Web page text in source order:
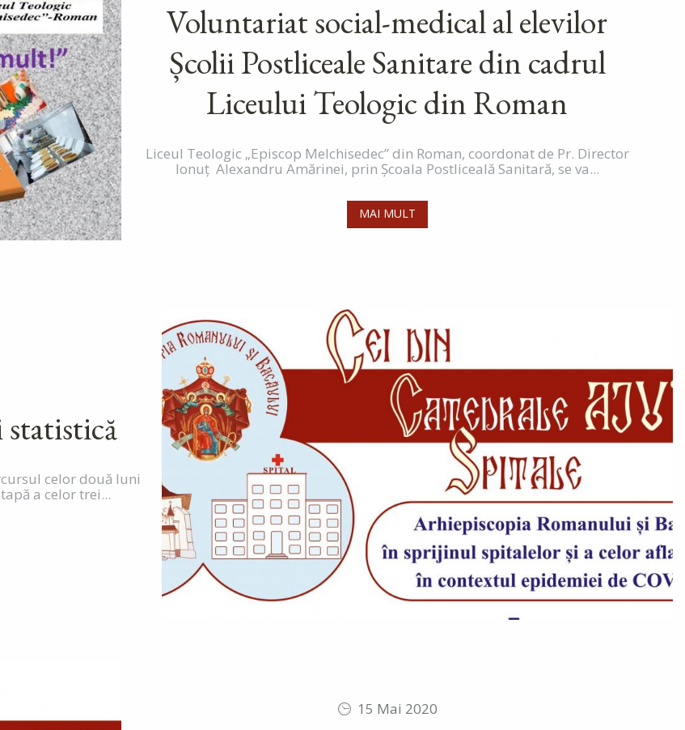
Voluntariat social-medical al elevilor
Școlii Postliceale Sanitare din cadrul
Liceului Teologic din Roman
Liceul Teologic „Episcop Melchisedec” din Roman, coordonat de Pr. Director
Ionuț Alexandru Amărinei, prin Școala Postliceală Sanitară, se va...
MAI MULT
statistică
celor două luni
a celor trei...
15 Mai 2020